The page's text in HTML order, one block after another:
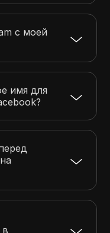
с моей
имя для
в